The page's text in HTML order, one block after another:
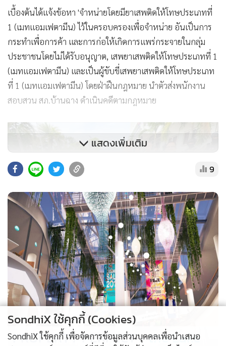
เบื้องต้นได้แจ้งข้อหา 'จำหน่ายโดยมียาเสพติดให้โทษประเภทที่
1 (เมทแอมเฟตามีน) ไว้ในครอบครองเพื่อจำหน่าย อันเป็นการ
กระทำเพื่อการค้า และการก่อให้เกิดการแพร่กระจายในกลุ่ม
ประชาชนโดยไม่ได้รับอนุญาต, เสพยาเสพติดให้โทษประเภทที่ 1
(เมทแอมเฟตามีน) และเป็นผู้ขับขี่เสพยาเสพติดให้โทษประเภท
ที่ 1 (เมทแอมเฟตามีน) โดยฝ่าฝืนกฎหมาย นำตัวส่งพนักงาน
สอบสวน สภ.บ้านฉาง ดำเนินคดีตามกฎหมาย
แสดงเพิ่มเติม
9
PROPERTY PERFECT -the Lake
SondhiX ใช้คุกกี้ (Cookies)
SondhiX ใช้คุกกี้ เพื่อจัดการข้อมูลส่วนบุคคลเพื่อนำเสนอ